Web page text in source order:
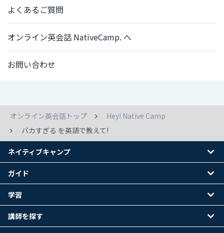
よくあるご質問
オンライン英会話 NativeCamp. へ
お問い合わせ
オンライン英会話トップ
Hey! Native Camp
バカすぎる を英語で教えて!
ネイティブキャンプ
ガイド
学習
講師を探す